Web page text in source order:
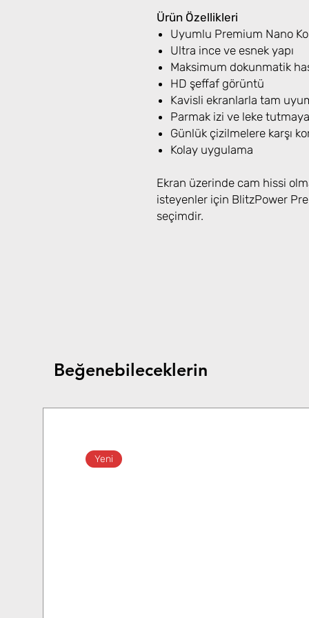
Ürün Özellikleri
Uyumlu Premium Nano
Ultra ince ve esnek yapı
Maksimum dokunmatik
HD şeffaf görüntü
Kavisli ekranlarla tam
Parmak izi ve leke
Günlük çizilmelere karşı
Kolay uygulama
Ekran üzerinde cam hissi
isteyenler için BlitzPower
seçimdir.
Beğenebileceklerin
Yeni